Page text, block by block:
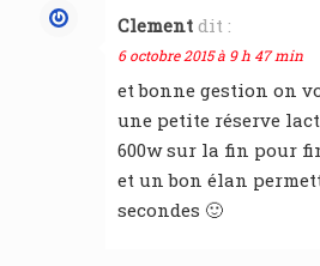
Clement dit :
6 octobre 2015 à 9 h 47 min
et bonne gestion on
une petite réserve
600w sur la fin pour
et un bon élan
secondes 🙂